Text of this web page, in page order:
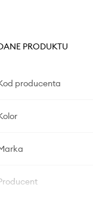
PRODUKTU
producenta